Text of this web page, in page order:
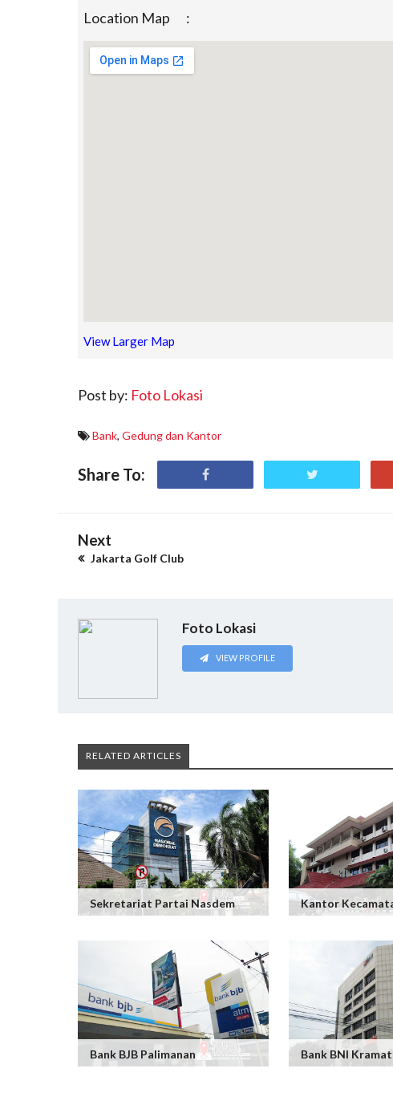
Location Map
:
View Larger Map
Post by: Foto Lokasi
Bank, Gedung dan Kantor
Share To:
Next
Jakarta Golf Club
Foto Lokasi
VIEW PROFILE
RELATED ARTICLES
Sekretariat Partai Nasdem Kantor
Bank BJB Palimanan Bank BNI